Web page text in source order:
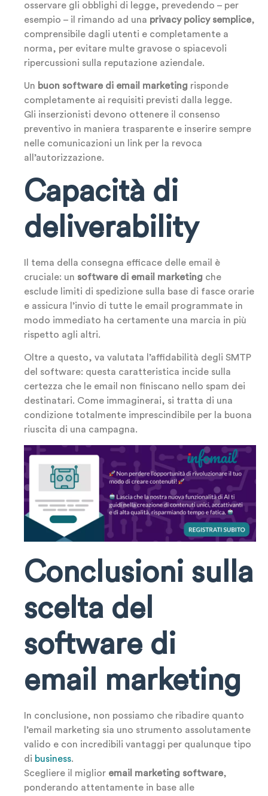
osservare gli obblighi di legge, prevedendo – per
esempio – il rimando ad una privacy policy semplice,
comprensibile dagli utenti e completamente a
norma, per evitare multe gravose o spiacevoli
ripercussioni sulla reputazione aziendale.
Un buon software di email marketing risponde
completamente ai requisiti previsti dalla legge.
Gli inserzionisti devono ottenere il consenso
preventivo in maniera trasparente e inserire sempre
nelle comunicazioni un link per la revoca
all’autorizzazione.
Capacità di
deliverability
Il tema della consegna efficace delle email è
cruciale: un software di email marketing che
esclude limiti di spedizione sulla base di fasce orarie
e assicura l’invio di tutte le email programmate in
modo immediato ha certamente una marcia in più
rispetto agli altri.
Oltre a questo, va valutata l’affidabilità degli SMTP
del software: questa caratteristica incide sulla
certezza che le email non finiscano nello spam dei
destinatari. Come immaginerai, si tratta di una
condizione totalmente imprescindibile per la buona
riuscita di una campagna.
Conclusioni sulla
scelta del
software di
email marketing
In conclusione, non possiamo che ribadire quanto
l’email marketing sia uno strumento assolutamente
valido e con incredibili vantaggi per qualunque tipo
di business.
Scegliere il miglior email marketing software,
ponderando attentamente in base alle